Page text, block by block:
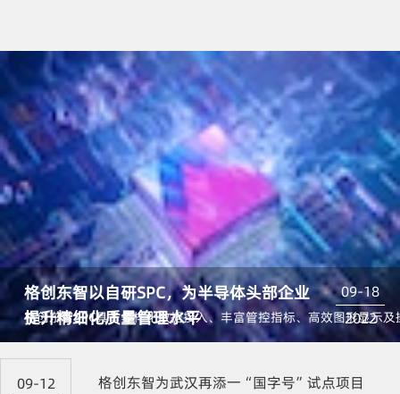
格创东智以自研SPC，为半导体头部企业
提升精细化质量管理水平
格创东智SPC具备多样化数据接入、丰富管控指标、高效图形显示
09-18
2022
09-12
格创东智为武汉再添一“国字号”试点项目